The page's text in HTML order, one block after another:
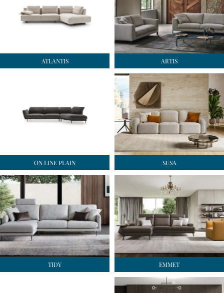
ATLANTIS ARTIS
ON LINE PLAIN SUSA
TIDY EMMET